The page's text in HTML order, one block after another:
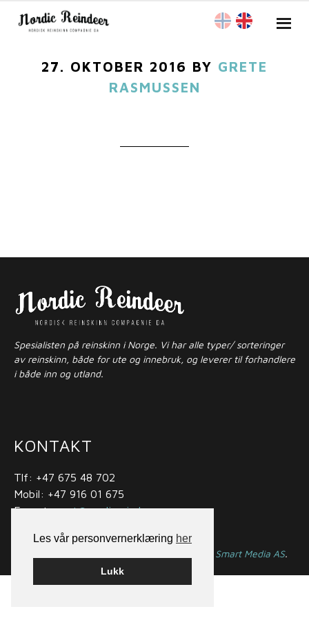
Les vår personvernerklæring her
Lukk
27. OKTOBER 2016 BY GRETE
RASMUSSEN
Spesialisten på reinskinn i Norge. Vi har alle typer/ sorteringer
av reinskinn, både for ute og innebruk, og leverer til forhandlere
i både inn og utland.
KONTAKT
Tlf: +47 675 48 702
Mobil: +47 916 01 675
E-post:post@nordicreindeer.com
Smart Media AS.
Skrythals Reklame